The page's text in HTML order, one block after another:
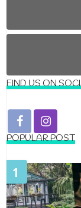
FIND US ON
POPULAR POST
1